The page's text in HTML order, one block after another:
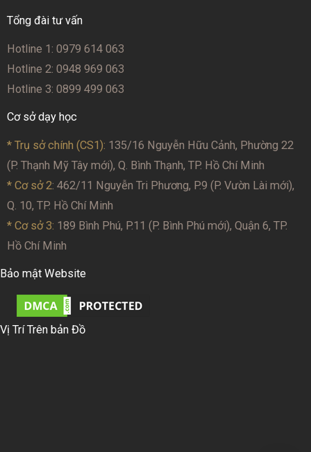
Tổng đài tư vấn
Hotline 1: 0979 614 063
Hotline 2: 0948 969 063
Hotline 3: 0899 499 063
Cơ sở dạy học
* Trụ sở chính (CS1): 135/16 Nguyễn Hữu Cảnh, Phường 22
(P. Thạnh Mỹ Tây mới), Q. Bình Thạnh, TP. Hồ Chí Minh
* Cơ sở 2: 462/11 Nguyễn Tri Phương, P.9 (P. Vườn Lài mới),
Q. 10, TP. Hồ Chí Minh
* Cơ sở 3: 189 Bình Phú, P.11 (P. Bình Phú mới), Quận 6, TP.
Hồ Chí Minh
Bảo mật Website
Vị Trí Trên bản Đồ